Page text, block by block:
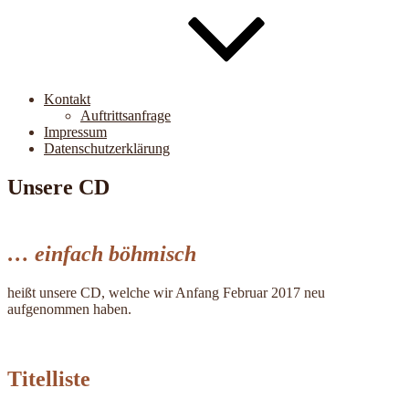
Kontakt
Auftrittsanfrage
Impressum
Datenschutzerklärung
Unsere CD
… einfach böhmisch
heißt unsere CD, welche wir Anfang Februar 2017 neu
aufgenommen haben.
Titelliste